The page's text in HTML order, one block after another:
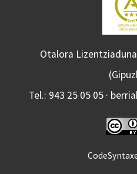
Otalora
Tel.: 943 25 05 05 ·